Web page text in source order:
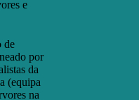
e
de
por
da
(equipa
na